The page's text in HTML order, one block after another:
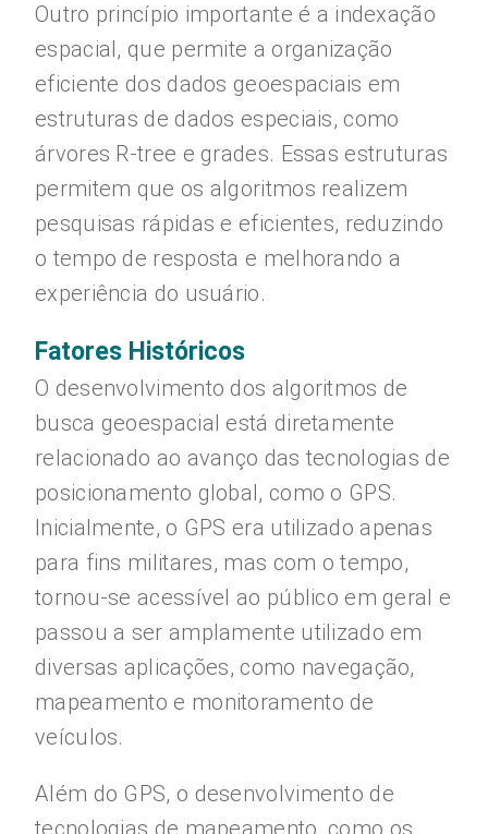
Outro princípio importante é a indexação
espacial, que permite a organização
eficiente dos dados geoespaciais em
estruturas de dados especiais, como
árvores R-tree e grades. Essas estruturas
permitem que os algoritmos realizem
pesquisas rápidas e eficientes, reduzindo
o tempo de resposta e melhorando a
experiência do usuário.
Fatores Históricos
O desenvolvimento dos algoritmos de
busca geoespacial está diretamente
relacionado ao avanço das tecnologias de
posicionamento global, como o GPS.
Inicialmente, o GPS era utilizado apenas
para fins militares, mas com o tempo,
tornou-se acessível ao público em geral e
passou a ser amplamente utilizado em
diversas aplicações, como navegação,
mapeamento e monitoramento de
veículos.
Além do GPS, o desenvolvimento de
tecnologias de mapeamento, como os